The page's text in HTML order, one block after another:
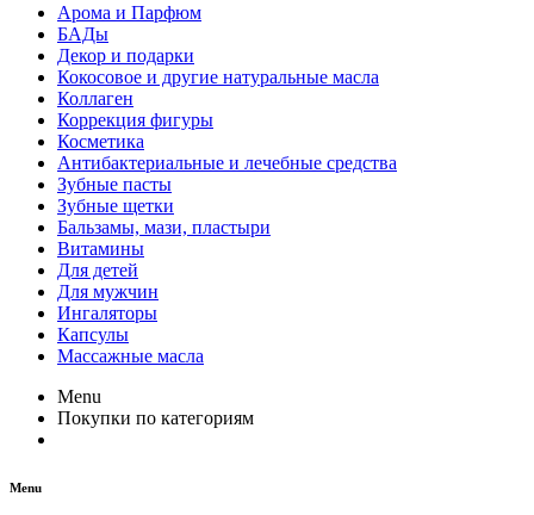
Арома и Парфюм
БАДы
Декор и подарки
Кокосовое и другие натуральные масла
Коллаген
Коррекция фигуры
Косметика
Антибактериальные и лечебные средства
Зубные пасты
Зубные щетки
Бальзамы, мази, пластыри
Витамины
Для детей
Для мужчин
Ингаляторы
Капсулы
Массажные масла
Menu
Покупки по категориям
Menu